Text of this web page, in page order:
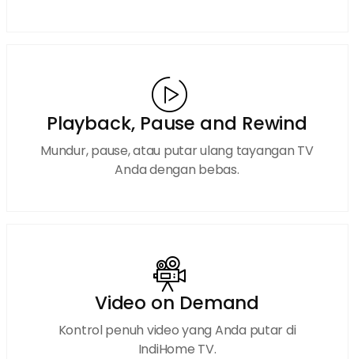
Playback, Pause and Rewind
Mundur, pause, atau putar ulang tayangan TV
Anda dengan bebas.
Video on Demand
Kontrol penuh video yang Anda putar di
IndiHome TV.